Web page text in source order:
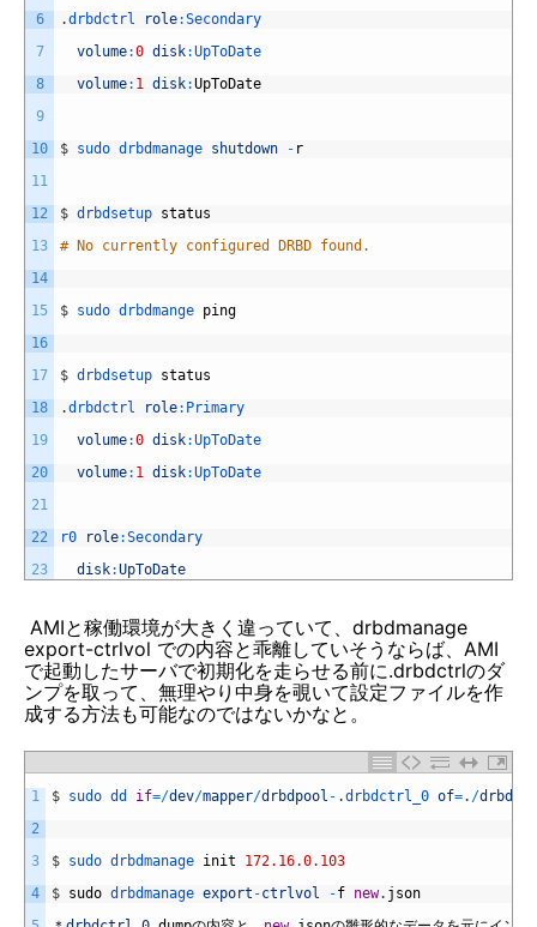
6
7
8
9
10
11
12
13
14
15
16
17
18
19
20
21
22
23
.drbdctrl role:Secondary
volume:0 disk:UpToDate
volume: 1 disk:UpToDate
$ sudo drbdmanage shutdown - r
$ drbdsetup status
# No currently configured DRBD found.
$ sudo drbdmange ping
$ drbdsetup status
.drbdctrl role: Primary
volume:0 disk:UpToDate
volume: 1 disk:UpToDate
r0 role:Secondary
disk:UpToDate
AMIと稼働環境が大きく違っていて、drbdmanage
export-ctrlvol での内容と乖離していそうならば、AMI
で起動したサーバで初期化を走らせる前に.drbdctrlのダ
ンプを取って、無理やり中身を覗いて設定ファイルを作
成する方法も可能なのではないかなと。
1
2
3
4
$ sudo dd if=/dev/mapper/drbdpool - .drbdctrl_0 of=. /
$ sudo drbdmanage init
172.16.0.103
$ sudo drbdmanage export -ctrlvol -f new. json